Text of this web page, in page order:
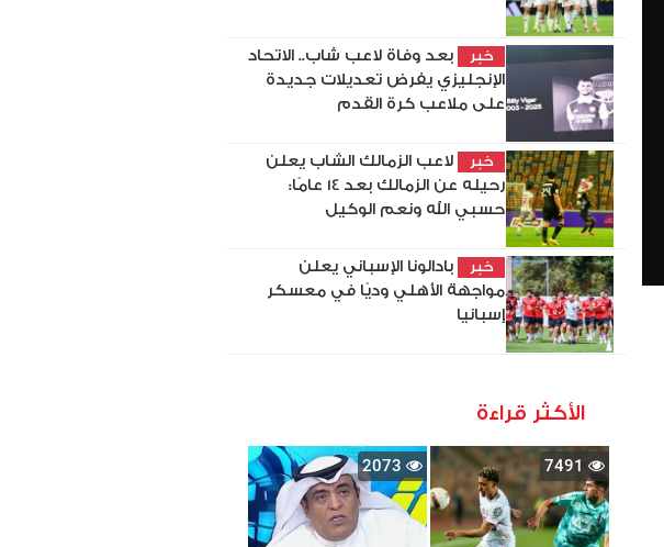
خبر
بعد وفاة لاعب شاب.. الاتحاد
الإنجليزي يفرض تعديلات جديدة
على ملاعب كرة القدم
خبر
لاعب الزمالك الشاب يعلن
رحيله عن الزمالك بعد 14 عامًا:
حسبي الله ونعم الوكيل
خبر
بادالونا الإسباني يعلن
مواجهة الأهلي وديًا في معسكر
إسبانيا
الأكثر قراءة
7491
2073